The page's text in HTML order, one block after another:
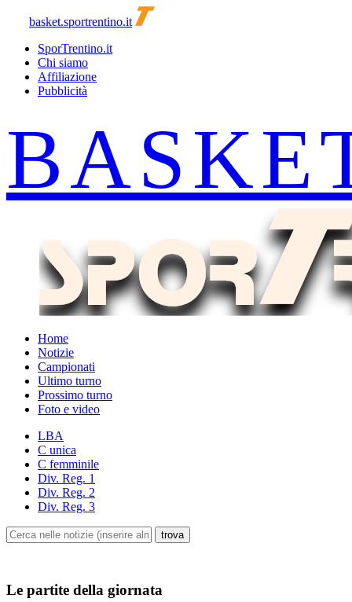
basket.sportrentino.it
SporTrentino.it
Chi siamo
Affiliazione
Pubblicità
Home
Notizie
Campionati
Ultimo turno
Prossimo turno
Foto e video
LBA
C unica
C femminile
Div. Reg. 1
Div. Reg. 2
Div. Reg. 3
Le partite della giornata